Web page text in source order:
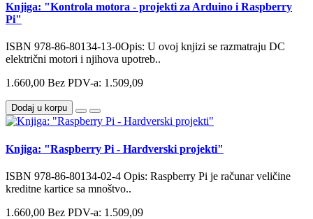
Knjiga: "Kontrola motora - projekti za Arduino i Raspberry
Pi"
ISBN 978-86-80134-13-0Opis: U ovoj knjizi se razmatraju DC
električni motori i njihova upotreb..
1.660,00 Bez PDV-a: 1.509,09
Dodaj u korpu
Knjiga: "Raspberry Pi - Hardverski projekti"
ISBN 978-86-80134-02-4 Opis: Raspberry Pi je računar veličine
kreditne kartice sa mnoštvo..
1.660,00 Bez PDV-a: 1.509,09